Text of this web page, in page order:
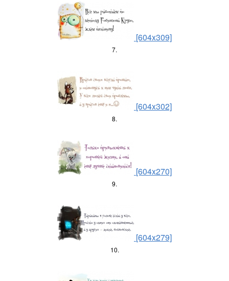
[604x309]
7.
[604x302]
8.
[604x270]
9.
[604x279]
10.